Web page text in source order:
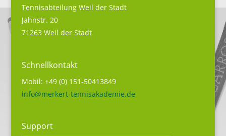
Tennisabteilung Weil der Stadt
Jahnstr. 20
71263 Weil der Stadt
Schnellkontakt
Mobil: +49 (0) 151-50413849
info@merkert-tennisakademie.de
Support